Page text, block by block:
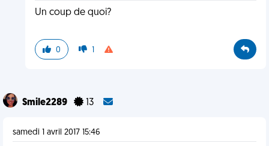
Un coup de quoi?
0 1
Smile2289 13
samedi 1 avril 2017 15:46